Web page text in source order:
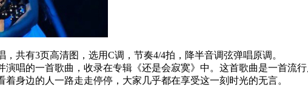
共有3页高清图，选用C调，节奏4/4拍，降半音调弦弹唱原调。
演唱的一首歌曲，收录在专辑《还是会寂寞》中。这首歌曲是一首
身边的人一路走走停停，大家几乎都在享受这一刻时光的无言。